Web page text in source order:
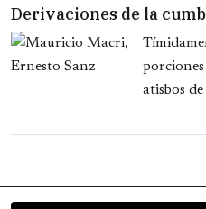
Derivaciones de la
atisbos